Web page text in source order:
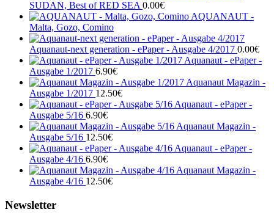
SUDAN, Best of RED SEA 0.00€
AQUANAUT -
Malta, Gozo, Comino
Aquanaut-next generation - ePaper - Ausgabe 4/2017 0.00€
Aquanaut - ePaper -
Ausgabe 1/2017 6.90€
Aquanaut Magazin -
Ausgabe 1/2017 12.50€
Aquanaut - ePaper -
Ausgabe 5/16 6.90€
Aquanaut Magazin -
Ausgabe 5/16 12.50€
Aquanaut - ePaper -
Ausgabe 4/16 6.90€
Aquanaut Magazin -
Ausgabe 4/16 12.50€
Newsletter